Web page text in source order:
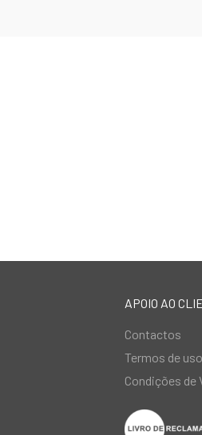
APOIO AO
Contactos
Termos de
Condições de